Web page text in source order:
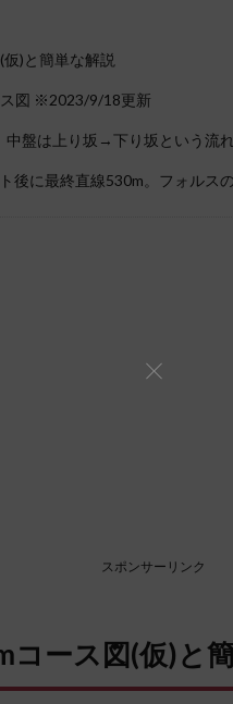
)と簡単な解説
図 ※2023/9/18更新
中盤は上り坂→下り坂という流
後に最終直線530m。フォルス
スポンサーリンク
コース図(仮)と